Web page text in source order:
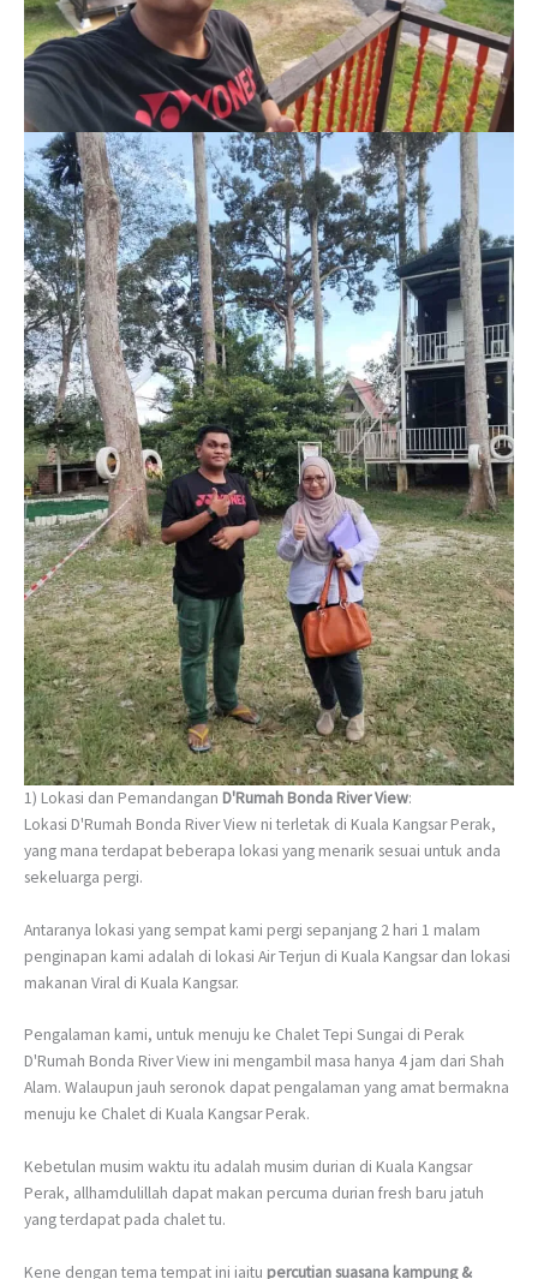
1) Lokasi dan Pemandangan D'Rumah Bonda River View:
Lokasi D'Rumah Bonda River View ni terletak di Kuala Kangsar Perak,
yang mana terdapat beberapa lokasi yang menarik sesuai untuk anda
sekeluarga pergi.
Antaranya lokasi yang sempat kami pergi sepanjang 2 hari 1 malam
penginapan kami adalah di lokasi Air Terjun di Kuala Kangsar dan lokasi
makanan Viral di Kuala Kangsar.
Pengalaman kami, untuk menuju ke Chalet Tepi Sungai di Perak
D'Rumah Bonda River View ini mengambil masa hanya 4 jam dari Shah
Alam. Walaupun jauh seronok dapat pengalaman yang amat bermakna
menuju ke Chalet di Kuala Kangsar Perak.
Kebetulan musim waktu itu adalah musim durian di Kuala Kangsar
Perak, allhamdulillah dapat makan percuma durian fresh baru jatuh
yang terdapat pada chalet tu.
Kene dengan tema tempat ini iaitu percutian suasana kampung &